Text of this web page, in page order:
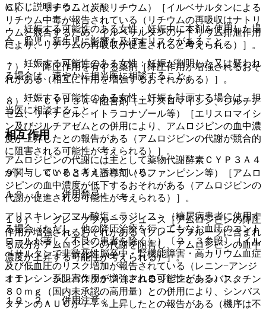
６）． リチウム（炭酸リチウム）［イルベサルタンによる
リチウム中毒が報告されている（リチウムの再吸収はナトリ
ウムと競合するため、イルベサルタンのナトリウム排泄作用
により、リチウムの再吸収が促進されると考えられる）］。
７）． 降圧作用を有する薬剤［降圧作用が増強されるおそ
れがある（相互に作用を増強するおそれがある）］。
８）． ＣＹＰ３Ａ４阻害剤（エリスロマイシン、ジルチア
ゼム、リトナビル、イトラコナゾール等）［エリスロマイシ
ン及びジルチアゼムとの併用により、アムロジピンの血中濃
度が上昇したとの報告がある（アムロジピンの代謝が競合的
に阻害される可能性が考えられる）］。
９）． ＣＹＰ３Ａ４誘導剤（リファンピシン等）［アムロ
ジピンの血中濃度が低下するおそれがある（アムロジピンの
代謝が促進される可能性が考えられる）］。
１０）． グレープフルーツジュース［アムロジピンの降圧
作用が増強されるおそれがある（グレープフルーツに含まれ
る成分がアムロジピンの代謝を阻害し、アムロジピンの血中
濃度が上昇する可能性が考えられる）］。
１１）． シンバスタチン［アムロジピンとシンバスタチン
８０ｍｇ（国内未承認の高用量）との併用により、シンバス
タチンのＡＵＣが７７％上昇したとの報告がある（機序は不
に応じ説明すること。
・ 妊娠する可能性のある女性：妊娠中に本剤を使用した場
合、胎児・新生児に影響を及ぼすリスクがあること。
・ 妊娠する可能性のある女性：妊娠が判明した又は疑われ
る場合は、速やかに担当医に相談すること。
・ 妊娠する可能性のある女性：妊娠を計画する場合は、担
当医に相談すること。
相互作用
アムロジピンの代謝には主として薬物代謝酵素ＣＹＰ３Ａ４
が関与していると考えられている。
１０．１． 併用禁忌：
アリスキレンフマル酸塩＜ラジレス＞（糖尿病患者に使用す
る場合（ただし、他の降圧治療を行ってもなお血圧のコント
ロールが著しく不良の患者を除く））〔２．３参照〕［イル
ベサルタンで非致死性脳卒中・腎機能障害・高カリウム血症
及び低血圧のリスク増加が報告されている（レニン−アンジ
オテンシン系阻害作用が増強される可能性がある）］。
１０．２． 併用注意：